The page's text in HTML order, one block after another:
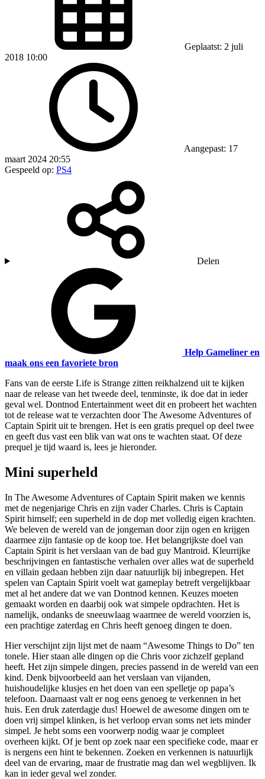
Geplaatst: 2 juli
2018 10:00
Aangepast: 17
maart 2024 20:55
Gespeeld op: PS4
Delen
Help Gameliner en
maak ons een favoriete bron
Fans van de eerste Life is Strange zitten reikhalzend uit te kijken
naar de release van het tweede deel, tenminste, ik doe dat in ieder
geval wel. Dontnod Entertainment weet dit en probeert het wachten
tot de release wat te verzachten door The Awesome Adventures of
Captain Spirit uit te brengen. Het is een gratis prequel op deel twee
en geeft dus vast een blik van wat ons te wachten staat. Of deze
prequel je tijd waard is, lees je hieronder.
Mini superheld
In The Awesome Adventures of Captain Spirit maken we kennis
met de negenjarige Chris en zijn vader Charles. Chris is Captain
Spirit himself; een superheld in de dop met volledig eigen krachten.
We beleven de wereld van de jongeman door zijn ogen en krijgen
daarmee zijn fantasie op de koop toe. Het belangrijkste doel van
Captain Spirit is het verslaan van de bad guy Mantroid. Kleurrijke
beschrijvingen en fantastische verhalen over alles wat de superheld
en villain gedaan hebben zijn daar natuurlijk bij inbegrepen. Het
spelen van Captain Spirit voelt wat gameplay betreft vergelijkbaar
met al het andere dat we van Dontnod kennen. Keuzes moeten
gemaakt worden en daarbij ook wat simpele opdrachten. Het is
namelijk, ondanks de sneeuwlaag waarmee de wereld voorzien is,
een prachtige zaterdag en Chris heeft genoeg dingen te doen.
Hier verschijnt zijn lijst met de naam “Awesome Things to Do” ten
tonele. Hier staan alle dingen op die Chris voor zichzelf gepland
heeft. Het zijn simpele dingen, precies passend in de wereld van een
kind. Denk bijvoorbeeld aan het verslaan van vijanden,
huishoudelijke klusjes en het doen van een spelletje op papa’s
telefoon. Daarnaast valt er nog eens genoeg te verkennen in het
huis. Een druk zaterdagje dus! Hoewel de awesome dingen om te
doen vrij simpel klinken, is het verloop ervan soms net iets minder
simpel. Je hebt soms een voorwerp nodig waar je compleet
overheen kijkt. Of je bent op zoek naar een specifieke code, maar er
is nergens een hint te bekennen. Zoeken en verkennen is natuurlijk
deel van de ervaring, maar de frustratie mag dan wel wegblijven. Ik
kan in ieder geval wel zonder.